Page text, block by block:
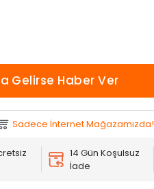
Gelirse Haber Ver
Sadece İnternet Mağazamızda!
14 Gün Koşulsuz
İade